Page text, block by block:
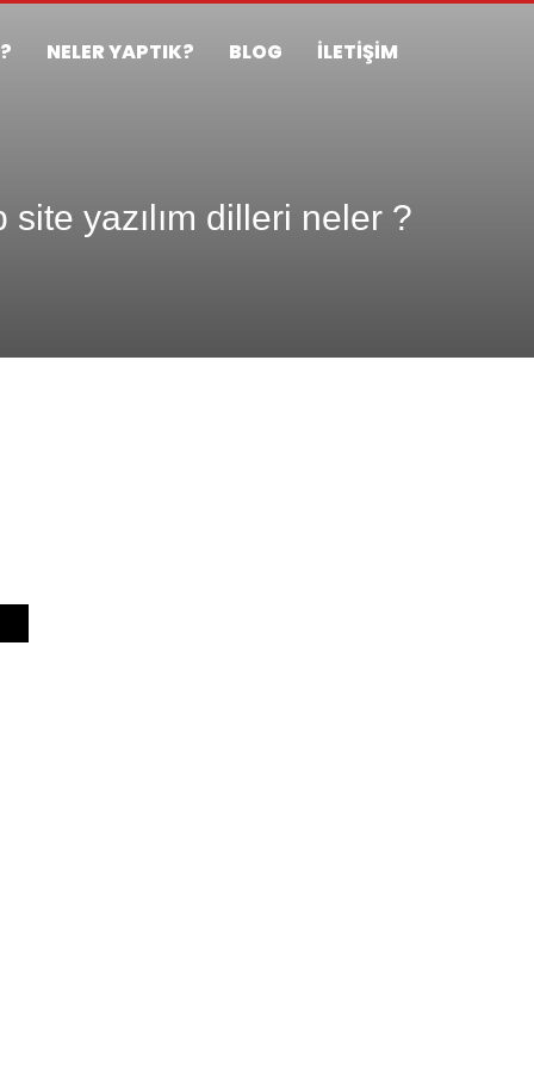
NELER YAPTIK? BLOG İLETİŞİM
site yazılım dilleri neler ?